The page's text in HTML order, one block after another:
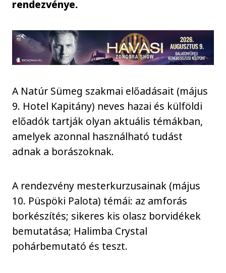
rendezvénye.
A Natúr Sümeg szakmai előadásait (május
9. Hotel Kapitány) neves hazai és külföldi
előadók tartják olyan aktuális témákban,
amelyek azonnal használható tudást
adnak a borászoknak.
A rendezvény mesterkurzusainak (május
10. Püspöki Palota) témái: az amforás
borkészítés; sikeres kis olasz borvidékek
bemutatása; Halimba Crystal
pohárbemutató és teszt.